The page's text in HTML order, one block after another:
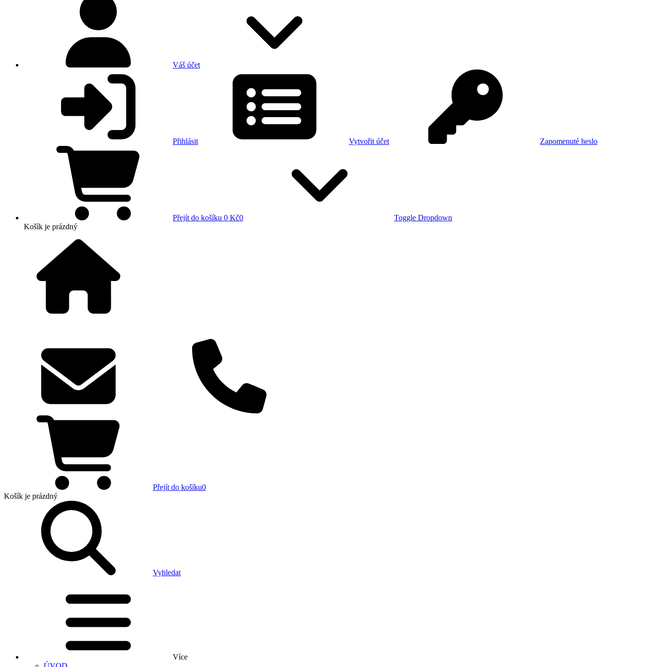
Váš účet
Přihlásit Vytvořit účet Zapomenuté heslo
Přejít do košíku 0 Kč0
Toggle Dropdown
Košík je prázdný
Přejít do košíku0
Košík je prázdný
Vyhledat
Více